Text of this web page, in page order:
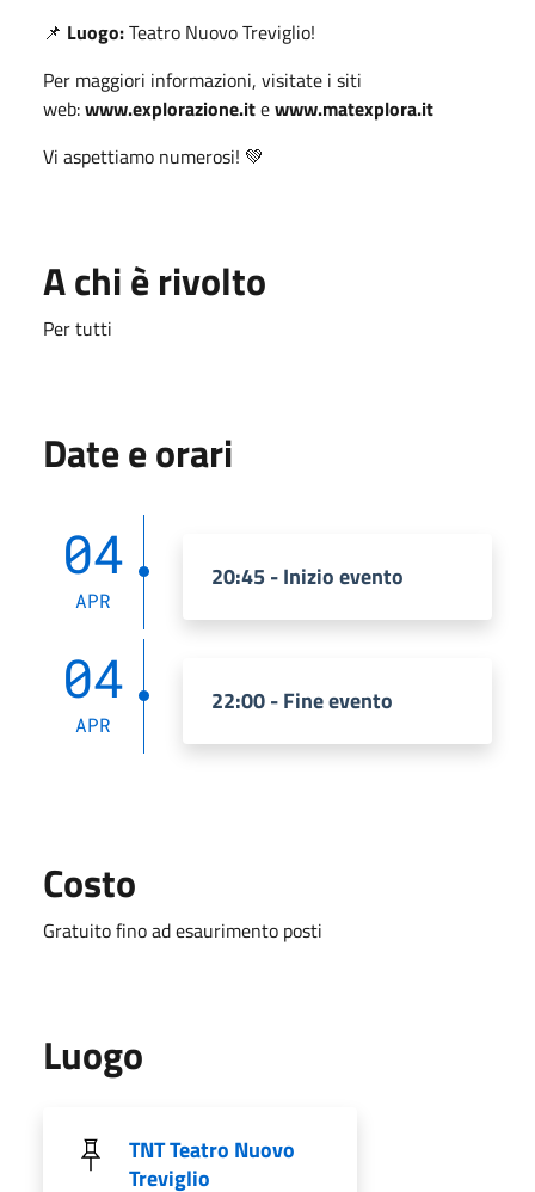
📌 Luogo:Teatro Nuovo Treviglio!
Per maggiori informazioni, visitate i siti
web:www.explorazione.itewww.matexplora.it
Vi aspettiamo numerosi! 💚
A chi è rivolto
Per tutti
Date e orari
04
APR
20:45 - Inizio evento
04
APR
22:00 - Fine evento
Costo
Gratuito fino ad esaurimento posti
Luogo
TNT Teatro Nuovo
Treviglio